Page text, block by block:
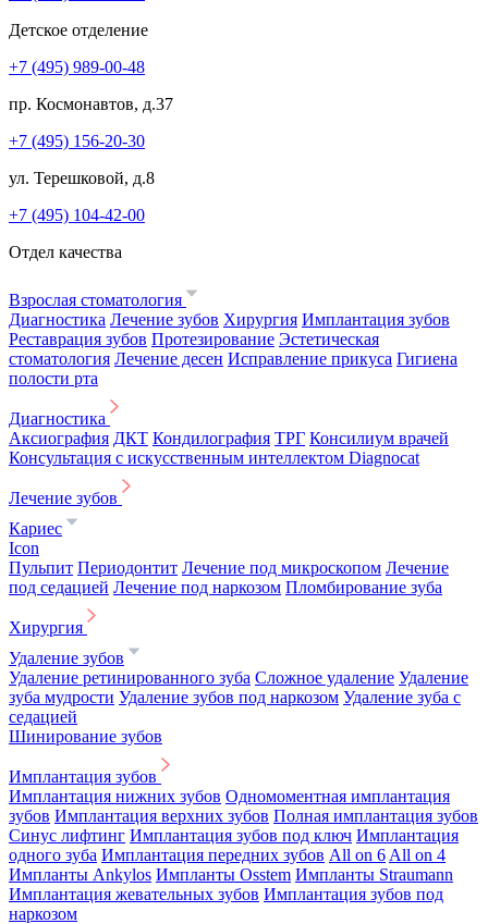
Детское отделение
+7 (495) 989-00-48
пр. Космонавтов, д.37
+7 (495) 156-20-30
ул. Терешковой, д.8
+7 (495) 104-42-00
Отдел качества
Взрослая стоматология
Диагностика Лечение зубов Хирургия Имплантация зубов
Реставрация зубов Протезирование Эстетическая
стоматология Лечение десен Исправление прикуса Гигиена
полости рта
Диагностика
Аксиография ДКТ Кондилография ТРГ Консилиум врачей
Консультация с искусственным интеллектом Diagnocat
Лечение зубов
Кариес
Icon
Пульпит Периодонтит Лечение под микроскопом Лечение
под седацией Лечение под наркозом Пломбирование зуба
Хирургия
Удаление зубов
Удаление ретинированного зуба Сложное удаление Удаление
зуба мудрости Удаление зубов под наркозом Удаление зуба с
седацией
Шинирование зубов
Имплантация зубов
Имплантация нижних зубов Одномоментная имплантация
зубов Имплантация верхних зубов Полная имплантация зубов
Синус лифтинг Имплантация зубов под ключ Имплантация
одного зуба Имплантация передних зубов All on 6 All on 4
Импланты Ankylos Импланты Osstem Импланты Straumann
Имплантация жевательных зубов Имплантация зубов под
наркозом